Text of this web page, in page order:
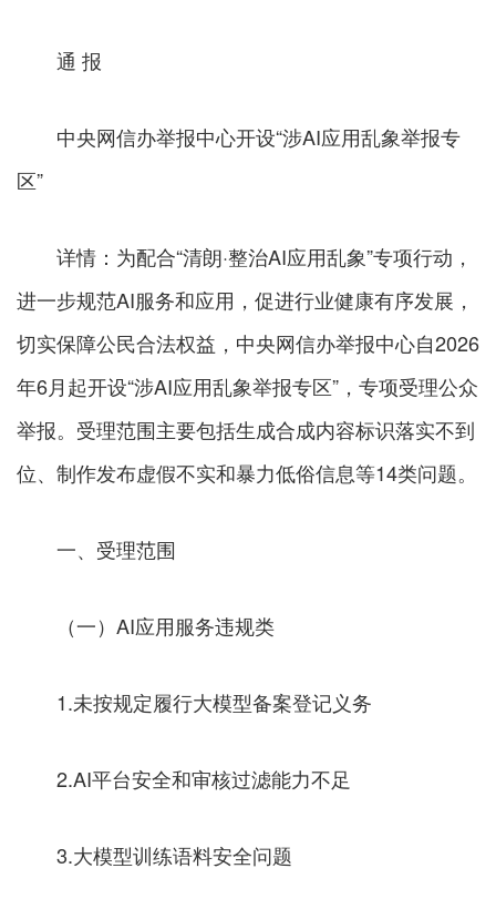
通 报
中央网信办举报中心开设“涉AI应用乱象举报专
区”
详情： 为配合“清朗·整治AI应用乱象”专项行动，
进一步规范AI服务和应用，促进行业健康有序发展，
切实保障公民合法权益，中央网信办举报中心自2026
年6月起开设“涉AI应用乱象举报专区”，专项受理公众
举报。受理范围主要包括生成合成内容标识落实不到
位、制作发布虚假不实和暴力低俗信息等14类问题。
一、受理范围
（一）AI应用服务违规类
1.未按规定履行大模型备案登记义务
2.AI平台安全和审核过滤能力不足
3.大模型训练语料安全问题